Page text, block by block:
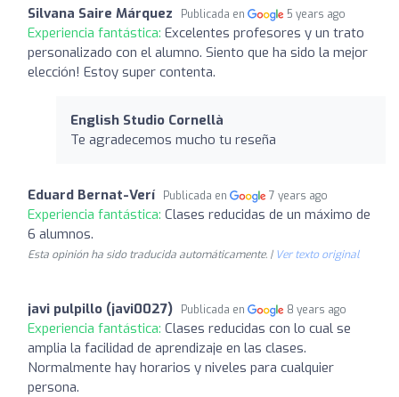
Silvana Saire Márquez Publicada en 5 years ago
Experiencia fantástica: Excelentes profesores y un trato
personalizado con el alumno. Siento que ha sido la mejor
elección! Estoy super contenta.
English Studio Cornellà
Te agradecemos mucho tu reseña
Eduard Bernat-Verí Publicada en 7 years ago
Experiencia fantástica: Clases reducidas de un máximo de
6 alumnos.
Esta opinión ha sido traducida automáticamente. | Ver texto original
javi pulpillo (javi0027) Publicada en 8 years ago
Experiencia fantástica: Clases reducidas con lo cual se
amplia la facilidad de aprendizaje en las clases.
Normalmente hay horarios y niveles para cualquier
persona.